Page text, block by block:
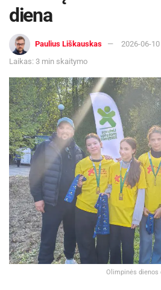
diena
Paulius Liškauskas
2026-06-10
Laikas: 3 min skaitymo
Olimpinės dienos